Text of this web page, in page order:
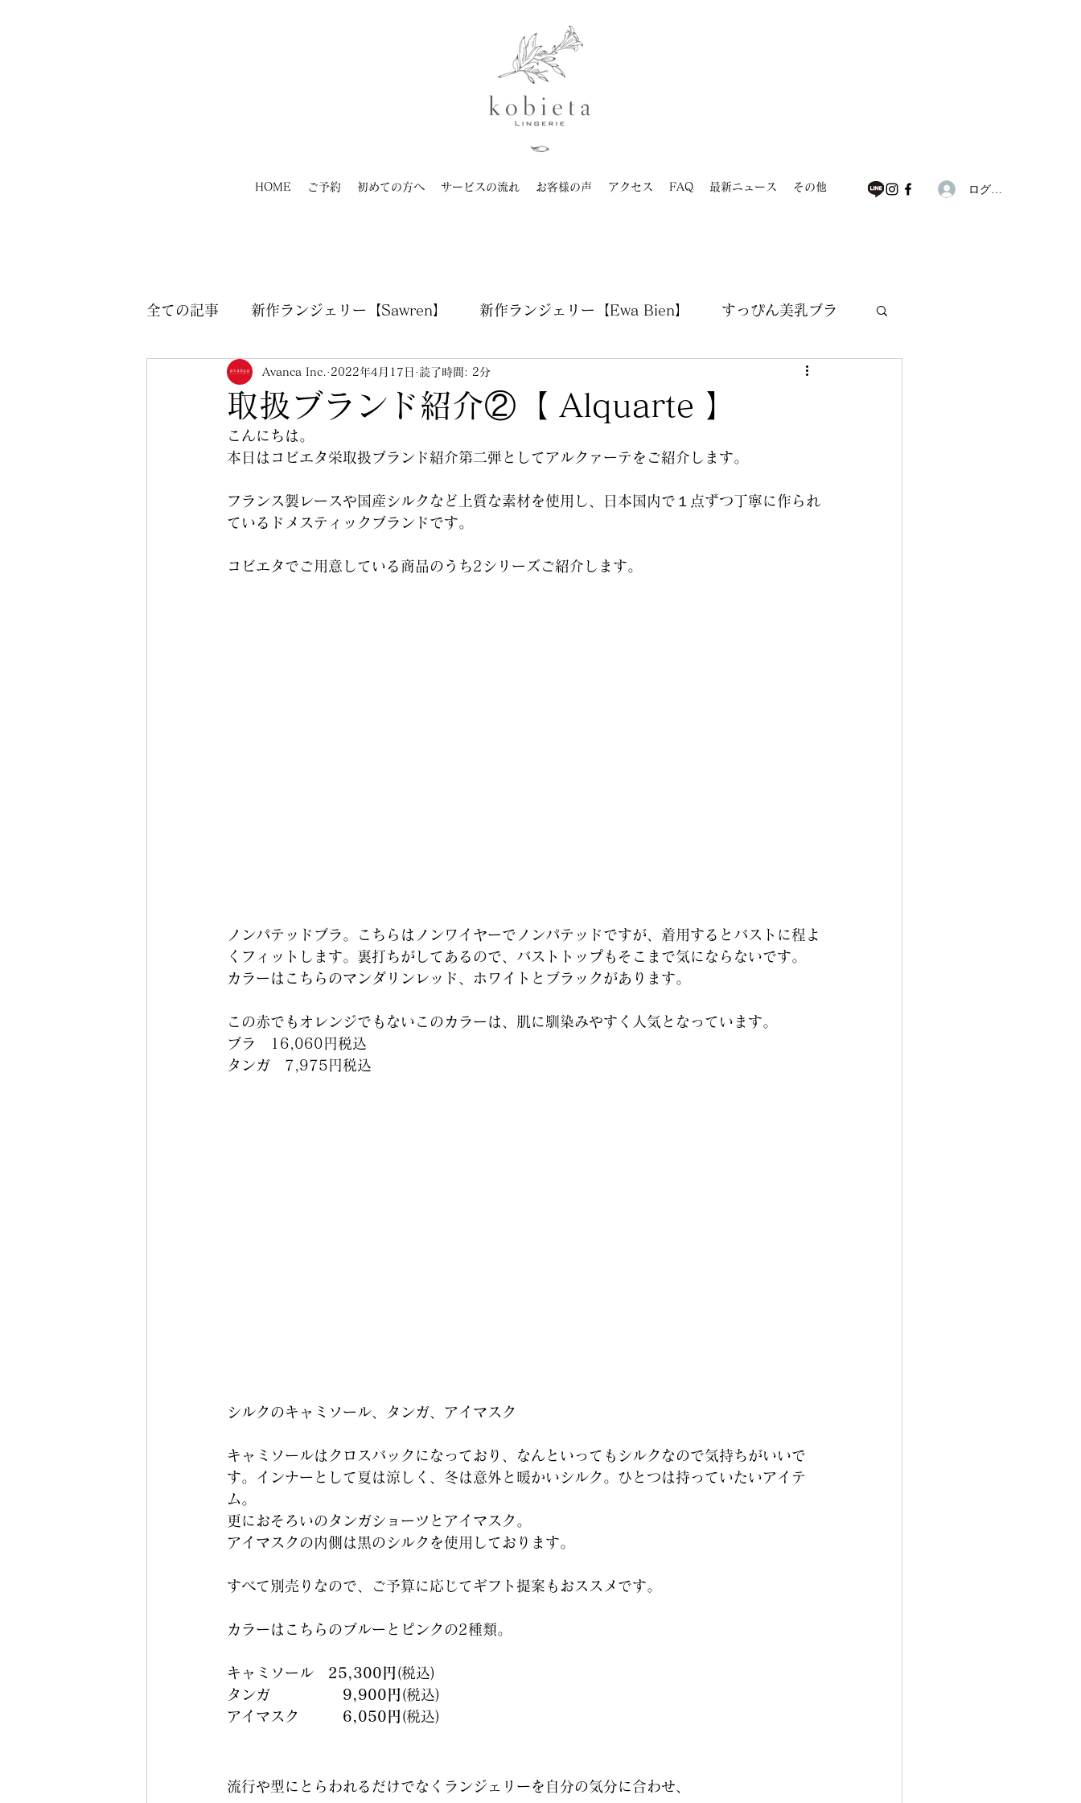
HOME ご予約 初めての方へ サービスの流れ お客様の声 アクセス FAQ 最新ニュース その他 ログイン
全ての記事 新作ランジェリー【Sawren】 新作ランジェリー【Ewa Bien】 すっぴん美乳ブラ
美乳フィッティング ポップアップ キャンペーン
その他人気ランジェリー（販売終了含む）
コビエタ名東店 コビエタ栄店 kobieta栄店 スタッフブログ 雑誌掲載 商品紹介
お知らせ メニュー紹介 新作すっぴん美乳ブラ紹介 グラマーさん向け美乳ブラ
取扱ブランド紹介②【 Alquarte 】
Avanca Inc. 2022年4月17日 読了時間: 2分
こんにちは。
本日はコビエタ栄取扱ブランド紹介第二弾としてアルクァーテをご紹介します。
フランス製レースや国産シルクなど上質な素材を使用し、日本国内で１点ずつ丁寧に作られ
ているドメスティックブランドです。
コビエタでご用意している商品のうち2シリーズご紹介します。
ノンパテッドブラ。こちらはノンワイヤーでノンパテッドですが、着用するとバストに程よ
くフィットします。裏打ちがしてあるので、バストトップもそこまで気にならないです。
カラーはこちらのマンダリンレッド、ホワイトとブラックがあります。
この赤でもオレンジでもないこのカラーは、肌に馴染みやすく人気となっています。
ブラ　16,060円税込
タンガ　7,975円税込
シルクのキャミソール、タンガ、アイマスク
キャミソールはクロスバックになっており、なんといってもシルクなので気持ちがいいで
す。インナーとして夏は涼しく、冬は意外と暖かいシルク。ひとつは持っていたいアイテ
ム。
更におそろいのタンガショーツとアイマスク。
アイマスクの内側は黒のシルクを使用しております。
すべて別売りなので、ご予算に応じてギフト提案もおススメです。
カラーはこちらのブルーとピンクの2種類。
キャミソール 25,300円(税込)
タンガ 9,900円(税込)
アイマスク 6,050円(税込)
流行や型にとらわれるだけでなくランジェリーを自分の気分に合わせ、